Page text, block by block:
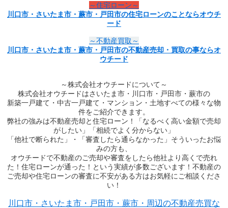
～住宅ローン～
川口市・さいたま市・蕨市・戸田市の住宅ローンのことならオウチ
ード
～不動産買取～
川口市・さいたま市・蕨市・戸田市の不動産売却・買取の事ならオ
ウチード
～株式会社オウチードについて～
株式会社オウチードはさいたま市・川口市・戸田市・蕨市の
新築一戸建て・中古一戸建て・マンション・土地すべての様々な物
件をご紹介できます。
弊社の強みは不動産売却と住宅ローン！「なるべく高い金額で売却
がしたい」「相続でよく分からない」
「他社で断られた」・「審査したら通らなかった」そういったお悩
みの方も、
オウチードで不動産のご売却や審査をしたら他社より高くで売れ
た！住宅ローンが通った！という実績が多数ございます！不動産の
ご売却や住宅ローンの審査に不安がある方はお気軽にご相談くださ
い！
川口市・さいたま市・戸田市・蕨市・周辺の不動産売買な